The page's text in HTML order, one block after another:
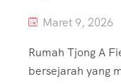
Maret 9, 2026
Rumah Tjong A
bersejarah yang